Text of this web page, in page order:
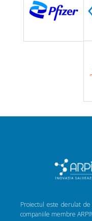
Proiectul este derulat
companiile membre